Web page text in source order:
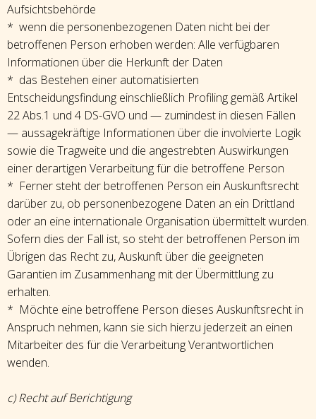
Aufsichtsbehörde
* wenn die personenbezogenen Daten nicht bei der
betroffenen Person erhoben werden: Alle verfügbaren
Informationen über die Herkunft der Daten
* das Bestehen einer automatisierten
Entscheidungsfindung einschließlich Profiling gemäß Artikel
22 Abs.1 und 4 DS-GVO und — zumindest in diesen Fällen
— aussagekräftige Informationen über die involvierte Logik
sowie die Tragweite und die angestrebten Auswirkungen
einer derartigen Verarbeitung für die betroffene Person
* Ferner steht der betroffenen Person ein Auskunftsrecht
darüber zu, ob personenbezogene Daten an ein Drittland
oder an eine internationale Organisation übermittelt wurden.
Sofern dies der Fall ist, so steht der betroffenen Person im
Übrigen das Recht zu, Auskunft über die geeigneten
Garantien im Zusammenhang mit der Übermittlung zu
erhalten.
* Möchte eine betroffene Person dieses Auskunftsrecht in
Anspruch nehmen, kann sie sich hierzu jederzeit an einen
Mitarbeiter des für die Verarbeitung Verantwortlichen
wenden.
c) Recht auf Berichtigung